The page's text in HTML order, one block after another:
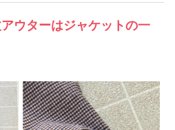
ウターはジャケットの一